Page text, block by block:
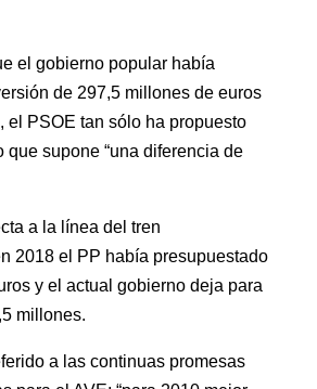
el gobierno popular había
de 297,5 millones de euros
el PSOE tan sólo ha propuesto
que supone “una diferencia de
a la línea del tren
2018 el PP había presupuestado
y el actual gobierno deja para
millones.
a las continuas promesas